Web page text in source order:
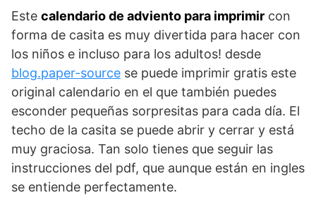
Este calendario de adviento para imprimir con
forma de casita es muy divertida para hacer con
los niños e incluso para los adultos! desde
blog.paper-source se puede imprimir gratis este
original calendario en el que también puedes
esconder pequeñas sorpresitas para cada día. El
techo de la casita se puede abrir y cerrar y está
muy graciosa. Tan solo tienes que seguir las
instrucciones del pdf, que aunque están en ingles
se entiende perfectamente.